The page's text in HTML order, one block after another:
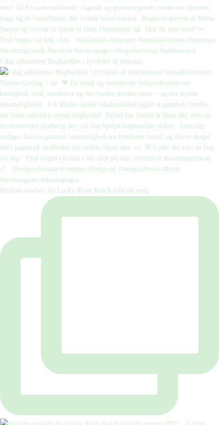
I dag udkommer Boghandlen i fyrtårnet af internati
Hvilken cowboy fra Lucky River Ranch ville du vælg